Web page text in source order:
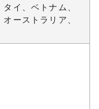
イ、ベトナム、
ーストラリア、